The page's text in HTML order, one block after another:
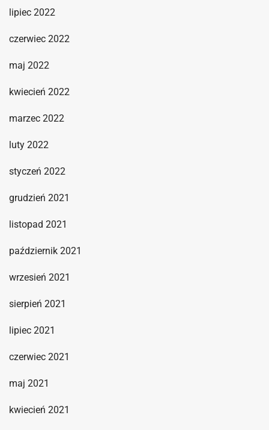
lipiec 2022
czerwiec 2022
maj 2022
kwiecień 2022
marzec 2022
luty 2022
styczeń 2022
grudzień 2021
listopad 2021
październik 2021
wrzesień 2021
sierpień 2021
lipiec 2021
czerwiec 2021
maj 2021
kwiecień 2021